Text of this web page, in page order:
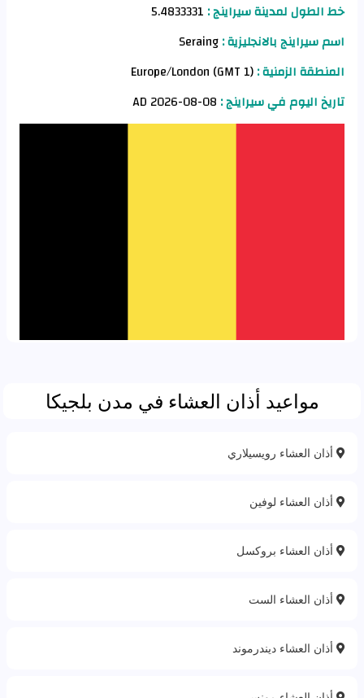
خط الطول لمدينة سيراينج :
اسم سيراينج بالانجليزية :
المنطقة الزمنية :
تاريخ اليوم في سيراينج :
مواعيد أذان العشاء في مدن بلجيكا
أذان العشاء رويسيلاري
أذان العشاء لوفين
أذان العشاء بروكسل
أذان العشاء الست
أذان العشاء ديندرموند